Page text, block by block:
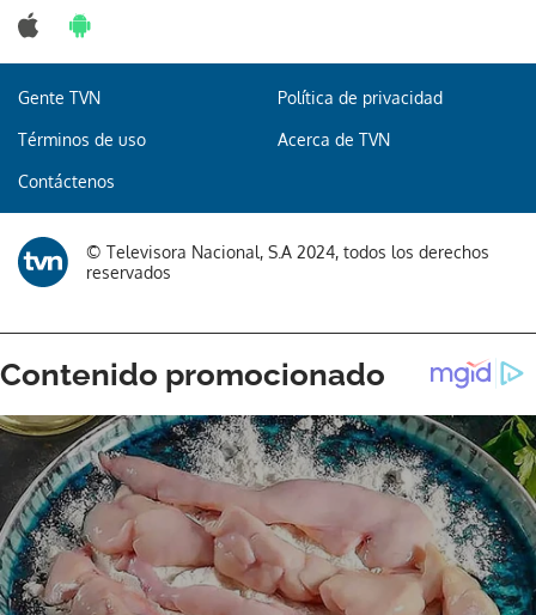
ACEPTAR
Gente TVN Política de privacidad
Términos de uso Acerca de TVN
Contáctenos
© Televisora Nacional, S.A 2024, todos los derechos
reservados